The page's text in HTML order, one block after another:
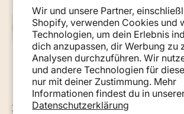
Wir und unsere Partner,
Shopify, verwenden Cookies und
Technologien, um dein Erlebnis
dich anzupassen, dir Werbung zu
Analysen durchzuführen. Wir
und andere Technologien für
nur mit deiner Zustimmung. Mehr
Informationen findest du in
Datenschutzerklärung
E-Mail
Abonnieren
Österreich (EUR €)